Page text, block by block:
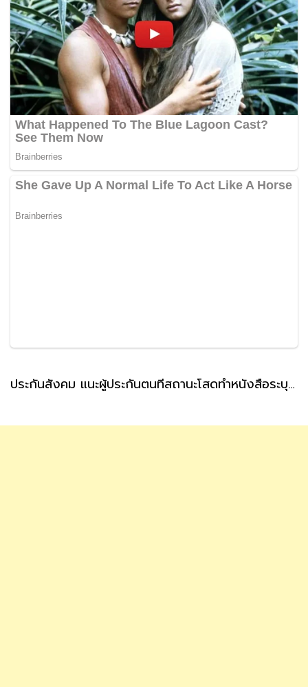
ประกันสังคม แนะผู้ประกันตนที่สถานะโสดทำหนังสือระบุผู้รับเงินสงเคราะห์ กรณีตายล่วงหน้า